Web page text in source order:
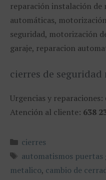
reparación instalación de
automáticas,
seguridad, motorización
garaje, reparacion
cierres de
Urgencias y reparaciones:
Atención al cliente: 638
Categorías
cierres
Etiquetas
automatismos puertas
metalico, cambio de